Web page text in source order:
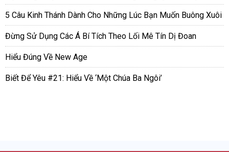
5 Câu Kinh Thánh Dành Cho Những Lúc Bạn Muốn Buông Xuôi
Đừng Sử Dụng Các Á Bí Tích Theo Lối Mê Tín Dị Đoan
Hiểu Đúng Về New Age
Biết Để Yêu #21: Hiểu Về ‘Một Chúa Ba Ngôi’